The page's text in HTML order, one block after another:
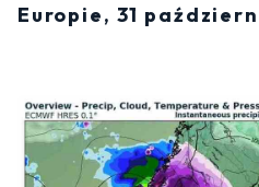
Europie, 31